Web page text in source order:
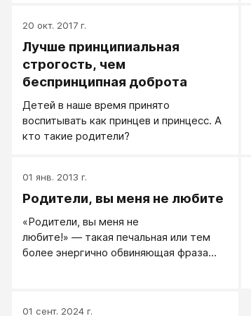
20 окт. 2017 г.
Лучше принципиальная
строгость, чем
беспринципная доброта
Детей в наше время принято
воспитывать как принцев и принцесс. А
кто такие родители?
01 янв. 2013 г.
Родители, вы меня не любите
«Родители, вы меня не
любите!» — такая печальная или тем
более энергично обвиняющая фраза
01 сент. 2024 г.